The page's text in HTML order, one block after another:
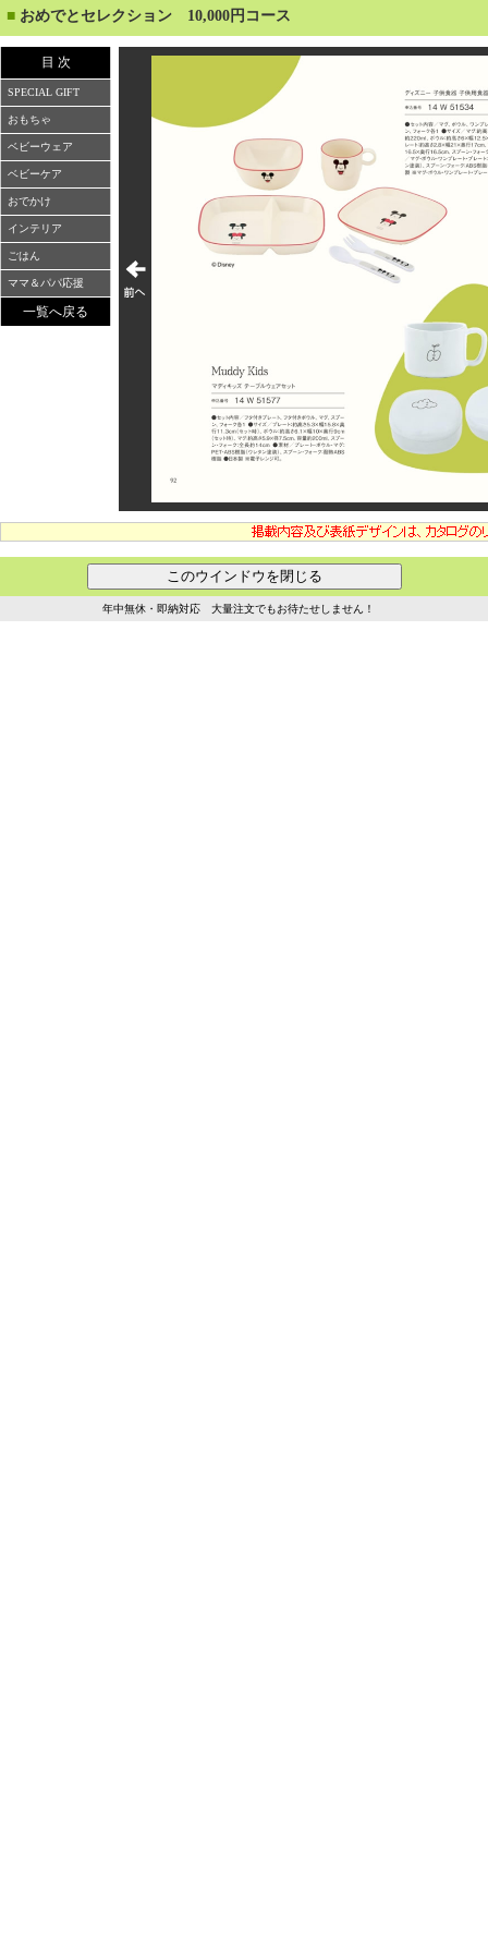
■ おめでとセレクション 10,000円コース
目 次
SPECIAL GIFT
おもちゃ
ベビーウェア
ベビーケア
おでかけ
インテリア
ごはん
ママ＆パパ応援
一覧へ戻る
年中無休・即納対応 大量注文でもお待たせしません！